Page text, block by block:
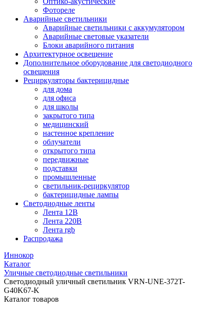
Фотореле
Аварийные светильники
Аварийные светильники с аккумулятором
Аварийные световые указатели
Блоки аварийного питания
Архитектурное освещение
Дополнительное оборудование для светодиодного
освещения
Рециркуляторы бактерицидные
для дома
для офиса
для школы
закрытого типа
медицинский
настенное крепление
облучатели
открытого типа
передвижные
подставки
промышленные
светильник-рециркулятор
бактерицидные лампы
Светодиодные ленты
Лента 12В
Лента 220В
Лента rgb
Распродажа
Иннокор
Каталог
Уличные светодиодные светильники
Светодиодный уличный светильник VRN-UNE-372T-
G40K67-K
Каталог товаров